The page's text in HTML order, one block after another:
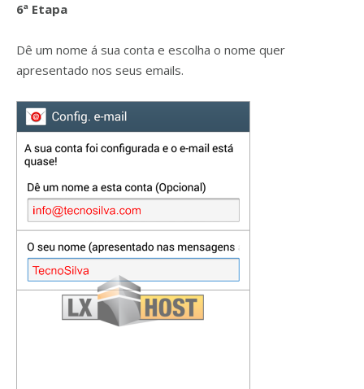
6ª Etapa
Dê um nome á sua conta e escolha o nome quer
apresentado nos seus emails.